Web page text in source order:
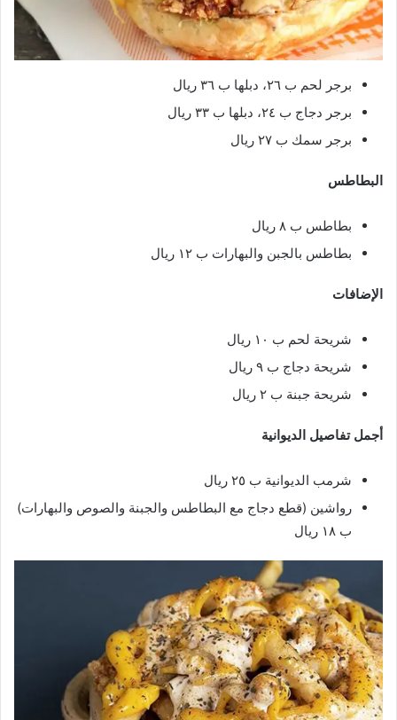
برجر لحم ب ٢٦، دبلها ب ٣٦ ريال
برجر دجاج ب ٢٤، دبلها ب ٣٣ ريال
برجر سمك ب ٢٧ ريال
البطاطس
بطاطس ب ٨ ريال
بطاطس بالجبن والبهارات ب ١٢ ريال
الإضافات
شريحة لحم ب ١٠ ريال
شريحة دجاج ب ٩ ريال
شريحة جبنة ب ٢ ريال
أجمل تفاصيل الديوانية
شرمب الديوانية ب ٢٥ ريال
رواشين (قطع دجاج مع البطاطس والجبنة والصوص والبهارات)
ب ١٨ ريال